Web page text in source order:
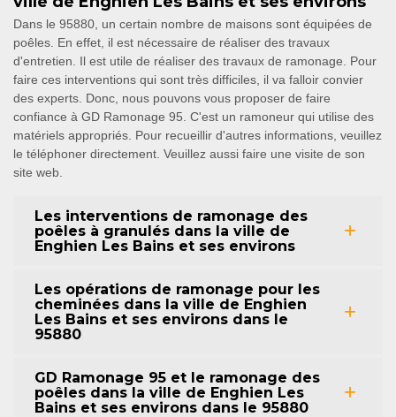
Dans le 95880, un certain nombre de maisons sont équipées de
poêles. En effet, il est nécessaire de réaliser des travaux
d'entretien. Il est utile de réaliser des travaux de ramonage. Pour
faire ces interventions qui sont très difficiles, il va falloir convier
des experts. Donc, nous pouvons vous proposer de faire
confiance à GD Ramonage 95. C'est un ramoneur qui utilise des
matériels appropriés. Pour recueillir d'autres informations, veuillez
le téléphoner directement. Veuillez aussi faire une visite de son
site web.
Les interventions de ramonage des
poêles à granulés dans la ville de
Enghien Les Bains et ses environs
Les opérations de ramonage pour les
cheminées dans la ville de Enghien
Les Bains et ses environs dans le
95880
GD Ramonage 95 et le ramonage des
poêles dans la ville de Enghien Les
Bains et ses environs dans le 95880